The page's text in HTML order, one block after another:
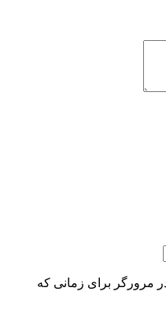
مرورگر برای زمانی که